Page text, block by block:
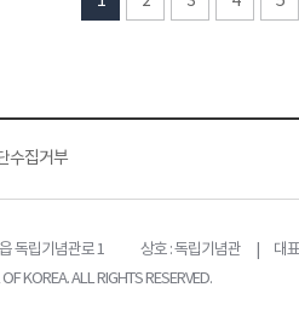
수집거부
독립기념관로 1
상호 : 독립기념관 | 대표
KOREA. ALL RIGHTS RESERVED.